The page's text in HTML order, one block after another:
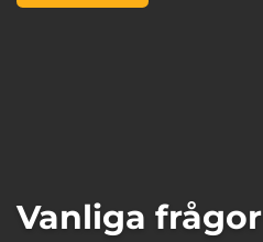
Vanliga frågor